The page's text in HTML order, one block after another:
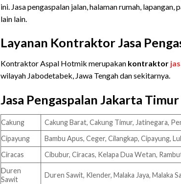
ini. Jasa pengaspalan jalan, halaman rumah,
lain lain.
Layanan Kontraktor Jasa
Kontraktor Aspal Hotmik merupakan kontraktor
wilayah Jabodetabek, Jawa Tengah dan sekitarnya.
Jasa Pengaspalan Jakarta Timur
Cakung
Cakung Barat, Cakung Timur, Jatinegara,
Cipayung
Bambu Apus, Ceger, Cilangkap, Cipayung,
Ciracas
Cibubur, Ciracas, Kelapa Dua Wetan,
Duren
Sawit
Duren Sawit, Klender, Malaka Jaya, Malaka